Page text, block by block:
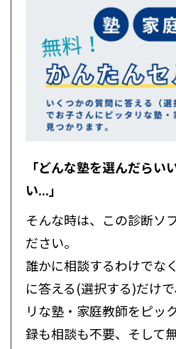
「どんな塾を選んだらい
い...」
そんな時は、この診断ソ
ださい。
誰かに相談するわけでな
に答える(選択する)だけ
リな塾・家庭教師をピッ
録も相談も不要、そして